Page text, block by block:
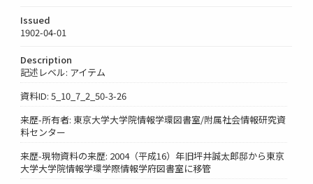
Issued
1902-04-01
Description
記述レベル: アイテム
資料ID: 5_10_7_2_50-3-26
来歴-所有者: 東京大学大学院情報学環図書室/附属社会情報研究資
料センター
来歴-現物資料の来歴: 2004（平成16）年旧坪井誠太郎邸から東京
大学大学院情報学環学際情報学府図書室に移管